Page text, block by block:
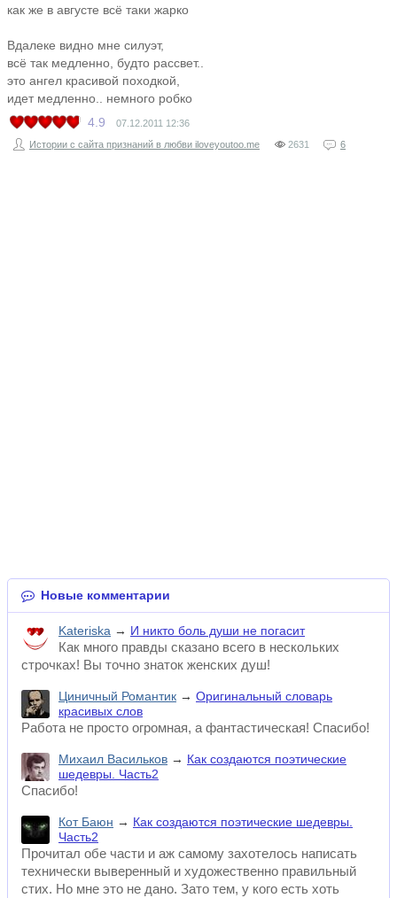
как же в августе всё таки жарко
Вдалеке видно мне силуэт,
всё так медленно, будто рассвет..
это ангел красивой походкой,
идет медленно.. немного робко
4.9
07.12.2011 12:36
Истории с сайта признаний в любви iloveyoutoo.me
2631 6
Новые комментарии
Kateriska → И никто боль души не погасит
Как много правды сказано всего в нескольких
строчках! Вы точно знаток женских душ!
Циничный Романтик → Оригинальный словарь
красивых слов
Работа не просто огромная, а фантастическая! Спасибо!
Михаил Васильков → Как создаются поэтические
шедевры. Часть2
Спасибо!
Кот Баюн → Как создаются поэтические шедевры.
Часть2
Прочитал обе части и аж самому захотелось написать
технически выверенный и художественно правильный
стих. Но мне это не дано. Зато тем, у кого есть хоть